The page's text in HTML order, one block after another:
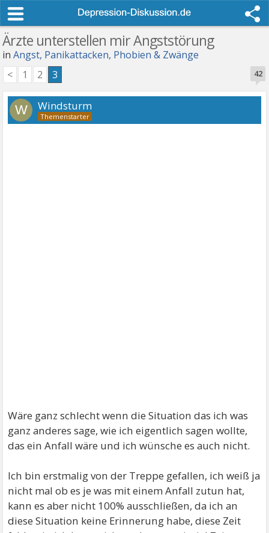
Ärzte unterstellen mir Angststörung
inAngst, Panikattacken, Phobien & Zwänge
42
< 1 2 3
W Windsturm
Wäre ganz schlecht wenn die Situation das ich was
ganz anderes sage, wie ich eigentlich sagen wollte,
das ein Anfall wäre und ich wünsche es auch nicht.
Ich bin erstmalig von der Treppe gefallen, ich weiß ja
nicht mal ob es je was mit einem Anfall zutun hat,
kann es aber nicht 100% ausschließen, da ich an
diese Situation keine Erinnerung habe, diese Zeit